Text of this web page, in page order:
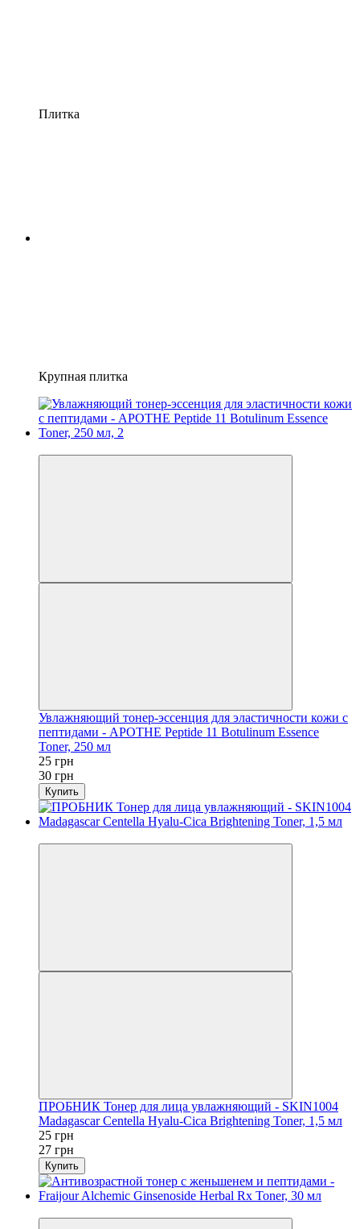
Плитка
Крупная плитка
Увлажняющий тонер-эссенция для эластичности кожи с
пептидами - APOTHE Peptide 11 Botulinum Essence
Toner, 250 мл
25 грн
30 грн
Купить
ПРОБНИК Тонер для лица увлажняющий - SKIN1004
Madagascar Centella Hyalu-Cica Brightening Toner, 1,5 мл
25 грн
27 грн
Купить